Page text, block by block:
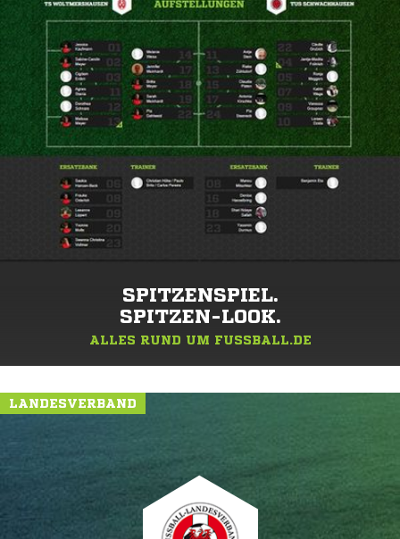
SPITZENSPIEL.
SPITZEN-LOOK.
ALLES RUND UM FUSSBALL.DE
LANDESVERBAND